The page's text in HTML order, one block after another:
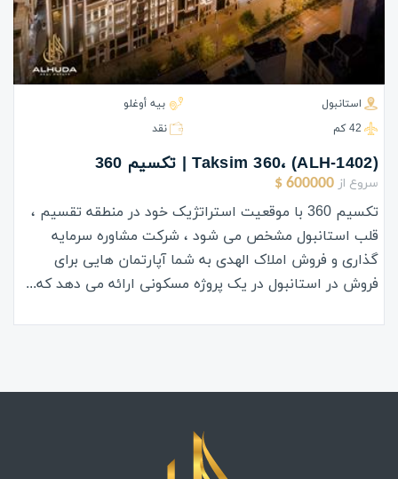
استانبول
بيه أوغلو
42 كم
نقد
(ALH-1402) ،Taksim 360 | تکسیم 360
سروع از 600000 $
تکسیم 360 با موقعیت استراتژیک خود در منطقه تقسیم ،
قلب استانبول مشخص می شود ، شرکت مشاوره سرمایه
گذاری و فروش املاک الهدی به شما آپارتمان هایی برای
فروش در استانبول در یک پروژه مسکونی ارائه می دهد که...